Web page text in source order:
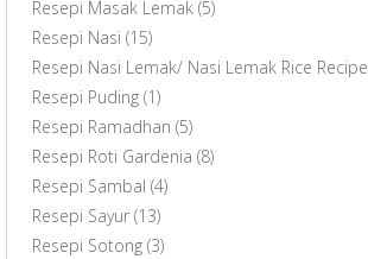
Resepi Masak Lemak (5)
Resepi Nasi (15)
Resepi Nasi Lemak/ Nasi Lemak Rice Recipe
Resepi Puding (1)
Resepi Ramadhan (5)
Resepi Roti Gardenia (8)
Resepi Sambal (4)
Resepi Sayur (13)
Resepi Sotong (3)